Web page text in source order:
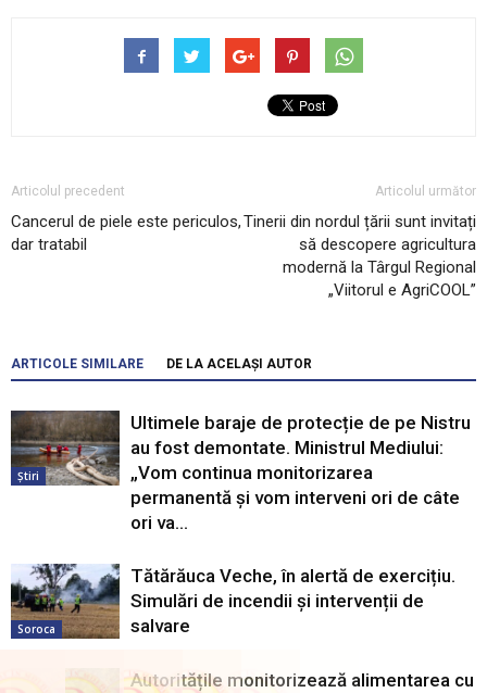
Articolul precedent
Cancerul de piele este periculos,
dar tratabil
Articolul următor
Tinerii din nordul țării sunt invitați
să descopere agricultura
modernă la Târgul Regional
„Viitorul e AgriCOOL”
ARTICOLE SIMILARE DE LA ACELAȘI AUTOR
Știri
Ultimele baraje de protecție de pe Nistru
au fost demontate. Ministrul Mediului:
„Vom continua monitorizarea
permanentă și vom interveni ori de câte
ori va...
Soroca
Tătărăuca Veche, în alertă de exercițiu.
Simulări de incendii și intervenții de
salvare
Autoritățile monitorizează alimentarea cu